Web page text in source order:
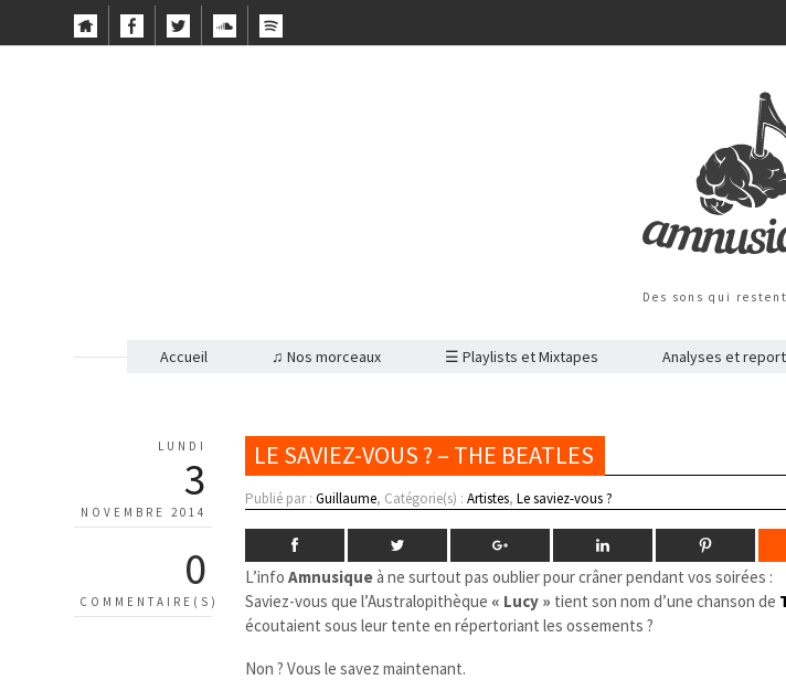
Des sons qui
Accueil ♫ Nos morceaux ☰ Playlists et Mixtapes Analyses et
LUNDI
3
NOVEMBRE 2014
0
COMMENTAIRE(S)
LE SAVIEZ-VOUS ? – THE BEATLES
Publié par :Guillaume, Catégorie(s) :Artistes,Le saviez-vous ?
L’infoAmnusiqueà ne surtout pas oublier pour crâner pendant vos soirées :
Saviez-vous que l’Australopithèque « Lucy » tient son nom d’une chanson de
écoutaient sous leur tente en répertoriant les ossements ?
Non ? Vous le savez maintenant.